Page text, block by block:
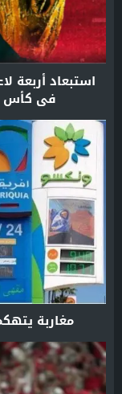
استبعاد أربعة
في كأس
مغاربة